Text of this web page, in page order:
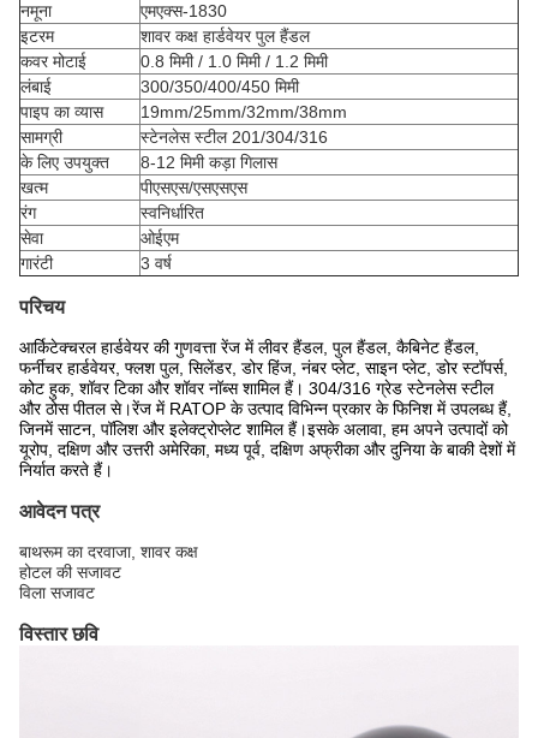
नमूना
एमएक्स-1830
इटरम
शावर कक्ष हार्डवेयर पुल हैंडल
कवर मोटाई
0.8 मिमी / 1.0 मिमी / 1.2 मिमी
लंबाई
300/350/400/450 मिमी
पाइप का व्यास
19mm/25mm/32mm/38mm
सामग्री
स्टेनलेस स्टील 201/304/316
के लिए उपयुक्त
8-12 मिमी कड़ा गिलास
खत्म
पीएसएस/एसएसएस
रंग
स्वनिर्धारित
सेवा
ओईएम
गारंटी
3 वर्ष
परिचय
आर्किटेक्चरल हार्डवेयर की गुणवत्ता रेंज में लीवर हैंडल, पुल हैंडल, कैबिनेट हैंडल,
फर्नीचर हार्डवेयर, फ्लश पुल, सिलेंडर, डोर हिंज, नंबर प्लेट, साइन प्लेट, डोर स्टॉपर्स,
कोट हुक, शॉवर टिका और शॉवर नॉब्स शामिल हैं। 304/316 ग्रेड स्टेनलेस स्टील
और ठोस पीतल से।रेंज में RATOP के उत्पाद विभिन्न प्रकार के फिनिश में उपलब्ध हैं,
जिनमें साटन, पॉलिश और इलेक्ट्रोप्लेट शामिल हैं।इसके अलावा, हम अपने उत्पादों को
यूरोप, दक्षिण और उत्तरी अमेरिका, मध्य पूर्व, दक्षिण अफ्रीका और दुनिया के बाकी देशों में
निर्यात करते हैं।
आवेदन पत्र
बाथरूम का दरवाजा, शावर कक्ष
होटल की सजावट
विला सजावट
विस्तार छवि